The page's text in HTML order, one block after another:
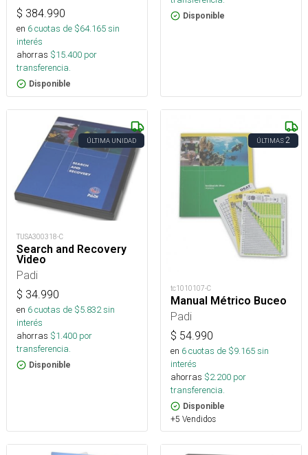
$ 384.990
en 6cuotas de $64.165sin
interés
ahorras $15.400 por
transferencia.
Disponible
Disponible
ÚLTIMA UNIDAD
TUSA300318-C
Search and Recovery
Video
Padi
$ 34.990
en 6cuotas de $5.832sin
interés
ahorras $1.400 por
transferencia.
Disponible
ÚLTIMAS2
tc1010107-C
Manual Métrico Buceo
Padi
$ 54.990
en 6cuotas de $9.165sin
interés
ahorras $2.200 por
transferencia.
Disponible
+5 Vendidos